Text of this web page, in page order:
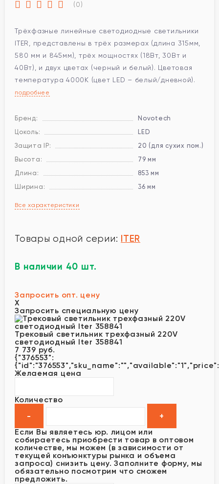
(0)
Трёхфазные линейные светодиодные светильники
ITER, представлены в трёх размерах (длина 315мм,
580 мм и 845мм), трёх мощностях (18Вт, 30Вт и
40Вт), и двух цветах (черный и белый). Цветовая
температура 4000К (цвет LED – белый/дневной).
подробнее
Бренд:
Novotech
Цоколь:
LED
Защита IP:
20 (для сухих пом.)
Высота:
79 мм
Длина:
853 мм
Ширина:
36 мм
Все характеристики
Товары одной серии: ITER
В наличии 40 шт.
Запросить опт. цену
X
Запросить специальную цену
Трековый светильник трехфазный 220V
светодиодный Iter 358841
7 739 руб.
{"376553":
Желаемая цена
Количество
Если Вы являетесь юр. лицом или
собираетесь приобрести товар в оптовом
количестве, мы можем (в зависимости от
текущей конъюнктуры рынка и объема
запроса) снизить цену. Заполните форму, мы
обязательно посмотрим что сможем
предложить.